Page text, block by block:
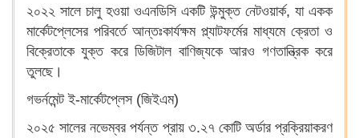
২০২২ সালে চালু হওয়া ওএনডিসি একটি উন্মুক্ত নেটওয়ার্ক, যা একক
মার্কেটপ্লেসের পরিবর্তে আন্তঃকার্যক্ষম প্ল্যাটফর্মের মাধ্যমে ক্রেতা ও
বিক্রেতাকে যুক্ত করে ডিজিটাল বাণিজ্যকে আরও গণতান্ত্রিক করে
তুলছে।
গভর্নমেন্ট ই-মার্কেটপ্লেস (জিইএম)
২০২৫ সালের নভেম্বর পর্যন্ত প্রায় ৩.২৭ কোটি অর্ডার প্রক্রিয়াকরণ